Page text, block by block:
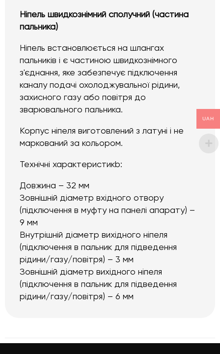
Ніпель швидкознімний сполучний (частина
пальника)
Ніпель встановлюється на шлангах
пальників і є частиною швидкознімного
з'єднання, яке забезпечує підключення
каналу подачі охолоджувальної рідини,
захисного газу або повітря до
зварювального пальника.
Корпус ніпеля виготовлений з латуні і не
маркований за кольором.
Технічні характеристикb:
Довжина – 32 мм
Зовнішній діаметр вхідного отвору
(підключення в муфту на панелі апарату) –
9 мм
Внутрішній діаметр вихідного ніпеля
(підключення в пальник для підведення
рідини/газу/повітря) – 3 мм
Зовнішній діаметр вихідного ніпеля
(підключення в пальник для підведення
рідини/газу/повітря) – 6 мм
UAH